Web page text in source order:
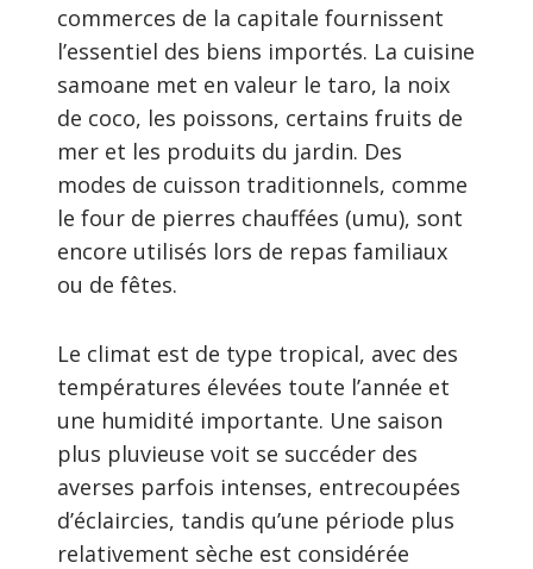
commerces de la capitale fournissent
l’essentiel des biens importés. La cuisine
samoane met en valeur le taro, la noix
de coco, les poissons, certains fruits de
mer et les produits du jardin. Des
modes de cuisson traditionnels, comme
le four de pierres chauffées (umu), sont
encore utilisés lors de repas familiaux
ou de fêtes.
Le climat est de type tropical, avec des
températures élevées toute l’année et
une humidité importante. Une saison
plus pluvieuse voit se succéder des
averses parfois intenses, entrecoupées
d’éclaircies, tandis qu’une période plus
relativement sèche est considérée